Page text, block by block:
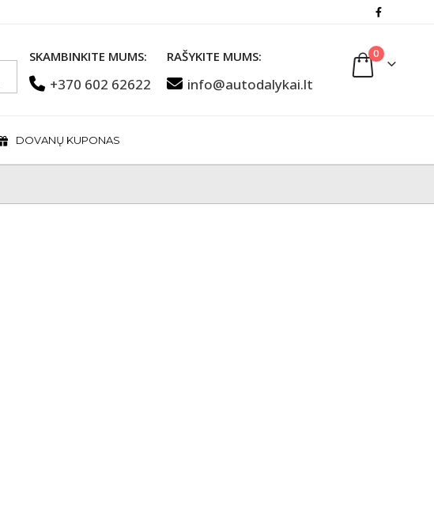
SKAMBINKITE MUMS:
+370 602 62622
RAŠYKITE MUMS:
info@autodalykai.lt
0
DOVANŲ KUPONAS